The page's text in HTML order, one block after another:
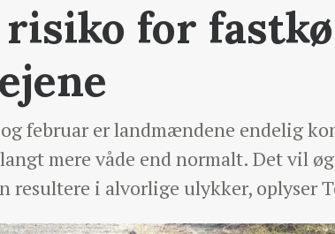
for
februar er landmændene endelig
mere våde end normalt. Det vil
resultere i alvorlige ulykker, oplyser